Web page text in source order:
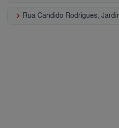
keyboard_arrow_right Rua Candido Rodrigues,